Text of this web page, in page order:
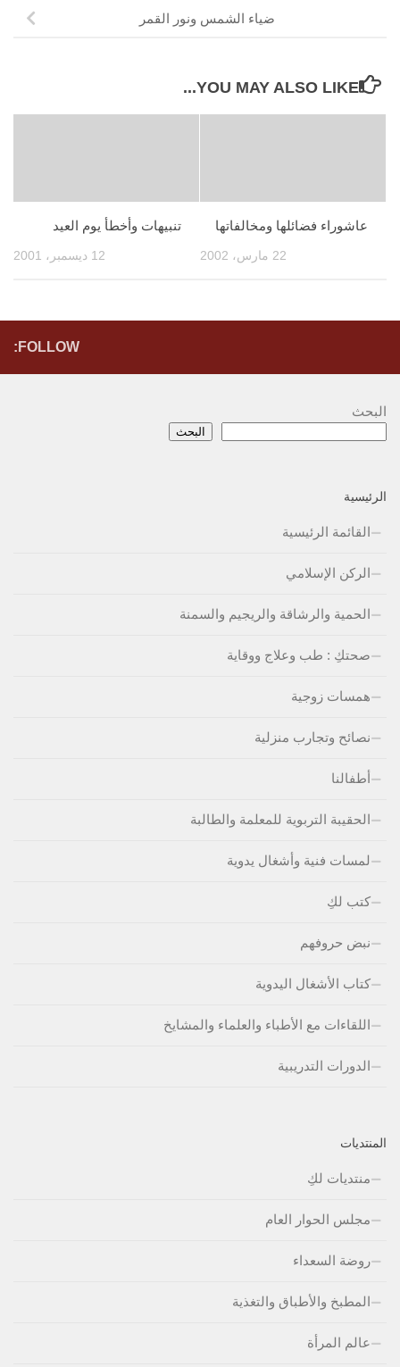
ضياء الشمس ونور القمر
YOU MAY ALSO LIKE...
تنبيهات وأخطأ يوم العيد
12 ديسمبر، 2001
عاشوراء فضائلها ومخالفاتها
22 مارس، 2002
FOLLOW:
البحث
البحث
الرئيسية
القائمة الرئيسية
الركن الإسلامي
الحمية والرشاقة والريجيم والسمنة
صحتكِ : طب وعلاج ووقاية
همسات زوجية
نصائح وتجارب منزلية
أطفالنا
الحقيبة التربوية للمعلمة والطالبة
لمسات فنية وأشغال يدوية
كتب لكِ
نبض حروفهم
كتاب الأشغال اليدوية
اللقاءات مع الأطباء والعلماء والمشايخ
الدورات التدريبية
المنتديات
منتديات لكِ
مجلس الحوار العام
روضة السعداء
المطبخ والأطباق والتغذية
عالم المرأة